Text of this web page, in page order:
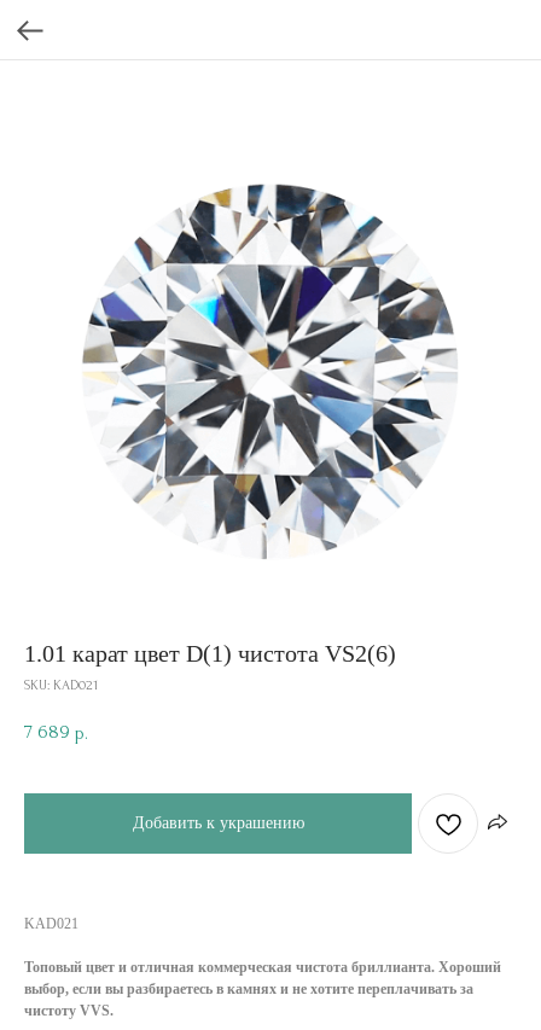
1.01 карат цвет D(1) чистота VS2(6)
SKU: KAD021
7 689 р.
Добавить к украшению
KAD021
Топовый цвет и отличная коммерческая чистота бриллианта. Хороший
выбор, если вы разбираетесь в камнях и не хотите переплачивать за
чистоту VVS.